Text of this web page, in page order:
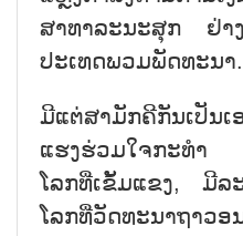
ສາທາລະນະສຸກ ຢ່າງ
ປະເທດພວມພັດທະນາ
ມີແຕ່ສາມັກຄີກັນເປັ
ແຮງຮ່ວມໃຈກະທຳ
ໂລກທີ່ເຂັ້ມແຂງ, ມີລ
ໂລກທີ່ວັດທະນາຖາວອ